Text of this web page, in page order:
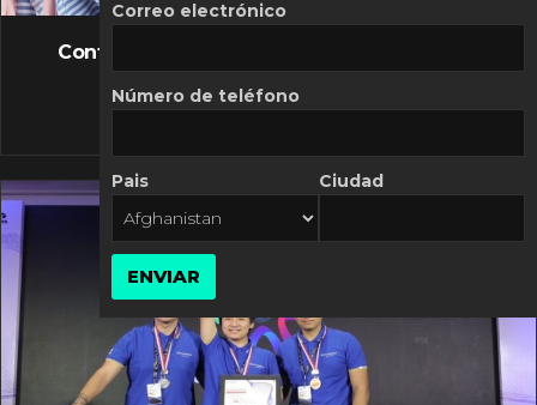
FLASH NEWS
Controversia de Mercado Libre por costos
10 MARZO, 2026
Correo electrónico
Número de teléfono
Pais Ciudad
ENVIAR